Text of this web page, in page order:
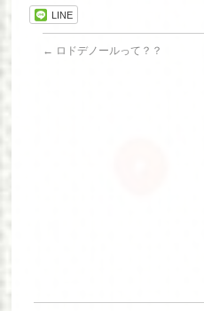
LINE
← ロドデノールって？？